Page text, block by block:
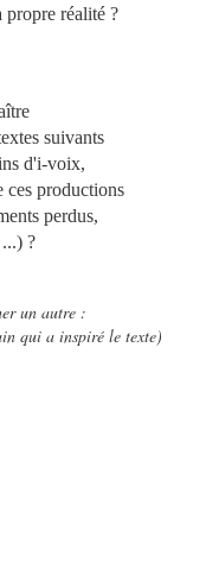
propre réalité ?
suivants
d'i-voix,
ces productions
perdus,
?
un autre :
qui a inspiré le texte)